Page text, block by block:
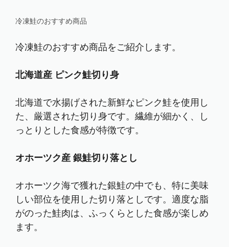
冷凍鮭のおすすめ商品
冷凍鮭のおすすめ商品をご紹介します。
北海道産 ピンク鮭切り身
北海道で水揚げされた新鮮なピンク鮭を使用し
た、厳選された切り身です。繊維が細かく、し
っとりとした食感が特徴です。
オホーツク産 銀鮭切り落とし
オホーツク海で獲れた銀鮭の中でも、特に美味
しい部位を使用した切り落としです。適度な脂
がのった鮭肉は、ふっくらとした食感が楽しめ
ます。